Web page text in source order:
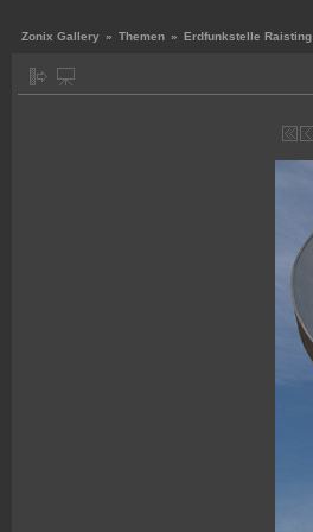
Zonix Gallery » Themen » Erdfunkstelle Raisting